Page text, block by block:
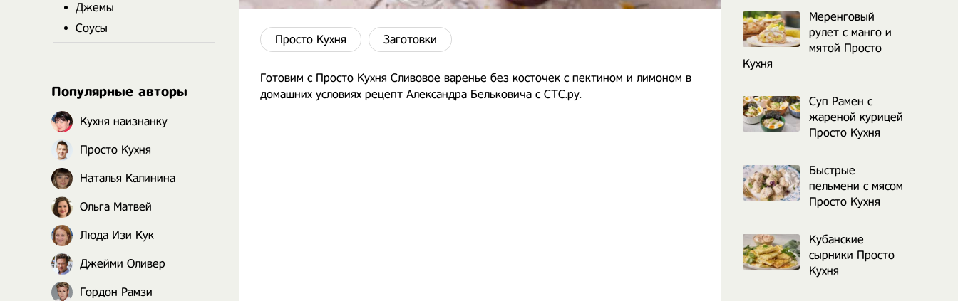
Просто Кухня Заготовки
Готовим с Просто Кухня Сливовое варенье без косточек с пектином и лимоном в
домашних условиях рецепт Александра Бельковича с СТС.ру.
Джемы
Соусы
Популярные авторы
Кухня наизнанку
Просто Кухня
Наталья Калинина
Ольга Матвей
Люда Изи Кук
Джейми Оливер
Гордон Рамзи
Меренговый
рулет с манго и
мятой Просто
Кухня
Суп Рамен с
жареной курицей
Просто Кухня
Быстрые
пельмени с мясом
Просто Кухня
Кубанские
сырники Просто
Кухня